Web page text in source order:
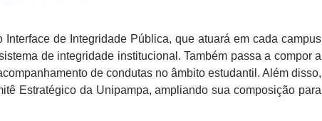
de Integridade Pública, que atuará em cada campus
de integridade institucional. Também passa a compor a
de condutas no âmbito estudantil. Além disso,
Estratégico da Unipampa, ampliando sua composição para